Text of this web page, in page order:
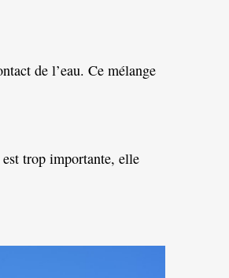
de l’eau. Ce mélange
trop importante, elle